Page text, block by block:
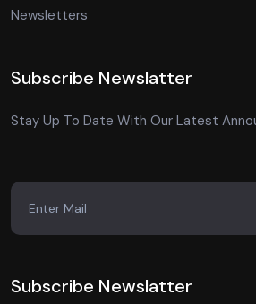
Newsletters
Subscribe Newslatter
Stay Up To Date With Our Latest
Subscribe Newslatter